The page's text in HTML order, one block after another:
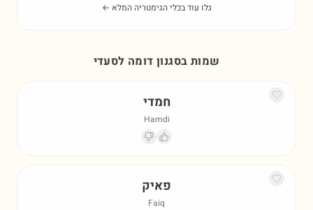
גלו עוד בכלי הגימטריה המלא ←
שמות בסגנון דומה לסעדי
חמדי
Hamdi
פאיק
Faiq